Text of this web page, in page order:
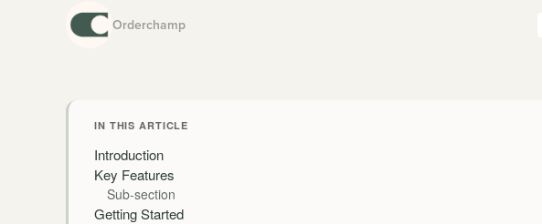
Orderchamp
IN THIS ARTICLE
Introduction
Key Features
Sub-section
Getting Started